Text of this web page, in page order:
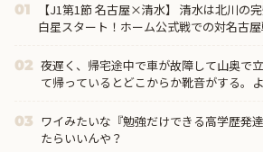
01
【J1第1節 名古屋×清水】 清水は北川の
白星スタート！ホーム公式戦での対名古
02 夜遅く、帰宅途中で車が故障して山奥で
て帰っているとどこからか靴音がする。
03 ワイみたいな『勉強だけできる高学歴発
たらいいんや？